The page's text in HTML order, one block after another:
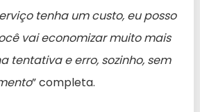
tenha um custo, eu posso
vai economizar muito mais
tentativa e erro, sozinho, sem
” completa.